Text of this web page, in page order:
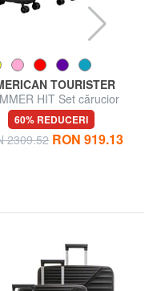
TOURISTER
HIT Set cărucior
Cabin + Mediu + Mare
60% REDUCERI
2309.52 RON 919.13